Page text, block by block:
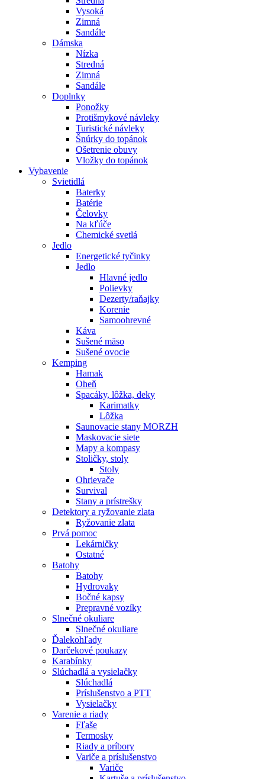
Vysoká
Zimná
Sandále
Dámska
Nízka
Stredná
Zimná
Sandále
Doplnky
Ponožky
Protišmykové návleky
Turistické návleky
Šnúrky do topánok
Ošetrenie obuvy
Vložky do topánok
Vybavenie
Svietidlá
Baterky
Batérie
Čelovky
Na kľúče
Chemické svetlá
Jedlo
Energetické tyčinky
Jedlo
Hlavné jedlo
Polievky
Dezerty/raňajky
Korenie
Samoohrevné
Káva
Sušené mäso
Sušené ovocie
Kemping
Hamak
Oheň
Spacáky, lôžka, deky
Karimatky
Lôžka
Saunovacie stany MORZH
Maskovacie siete
Mapy a kompasy
Stoličky, stoly
Stoly
Ohrievače
Survival
Stany a prístrešky
Detektory a ryžovanie zlata
Ryžovanie zlata
Prvá pomoc
Lekárničky
Ostatné
Batohy
Batohy
Hydrovaky
Bočné kapsy
Prepravné vozíky
Slnečné okuliare
Slnečné okuliare
Ďalekohľady
Darčekové poukazy
Karabínky
Slúchadlá a vysielačky
Slúchadlá
Príslušenstvo a PTT
Vysielačky
Varenie a riady
Fľaše
Termosky
Riady a príbory
Variče a príslušenstvo
Variče